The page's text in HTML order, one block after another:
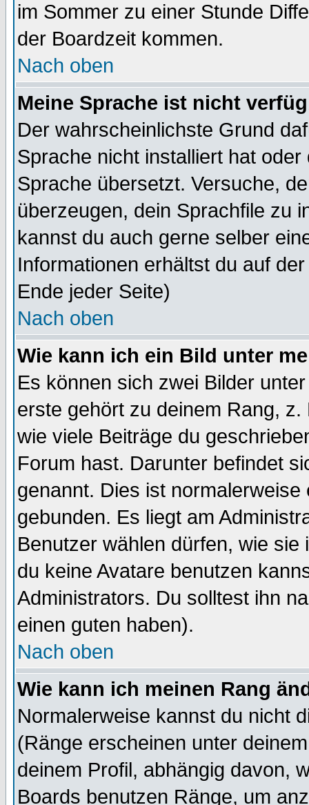
im Sommer zu einer Stunde
der Boardzeit kommen.
Nach oben
Meine Sprache ist nicht
Der wahrscheinlichste Grund
Sprache nicht installiert hat
Sprache übersetzt. Versuche,
überzeugen, dein Sprachfile zu
kannst du auch gerne selber
Informationen erhältst du auf
Ende jeder Seite)
Nach oben
Wie kann ich ein Bild unter
Es können sich zwei Bilder
erste gehört zu deinem Rang,
wie viele Beiträge du
Forum hast. Darunter befindet
genannt. Dies ist
gebunden. Es liegt am
Benutzer wählen dürfen, wie
du keine Avatare benutzen
Administrators. Du solltest ihn
einen guten haben).
Nach oben
Wie kann ich meinen Rang
Normalerweise kannst du nicht
(Ränge erscheinen unter
deinem Profil, abhängig davon,
Boards benutzen Ränge, um